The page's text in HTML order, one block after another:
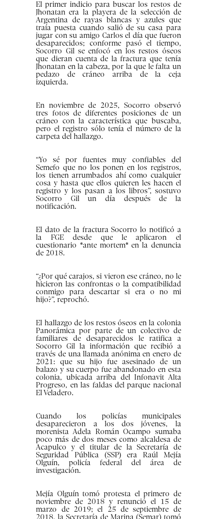
El primer indicio para buscar los restos de
Jhonatan era la playera de la selección de
Argentina de rayas blancas y azules que
traía puesta cuando salió de su casa para
jugar con su amigo Carlos el día que fueron
desaparecidos; conforme pasó el tiempo,
Socorro Gil se enfocó en los restos óseos
que dieran cuenta de la fractura que tenía
Jhonatan en la cabeza, por la que le falta un
pedazo de cráneo arriba de la ceja
izquierda.
En noviembre de 2025, Socorro observó
tres fotos de diferentes posiciones de un
cráneo con la característica que buscaba,
pero el registro sólo tenía el número de la
carpeta del hallazgo.
“Yo sé por fuentes muy confiables del
Semefo que no los ponen en los registros,
los tienen arrumbados ahí como cualquier
cosa y hasta que ellos quieren les hacen el
registro y los pasan a los libros”, sostuvo
Socorro Gil un día después de la
notificación.
El dato de la fractura Socorro lo notificó a
la FGE desde que le aplicaron el
cuestionario *ante mortem* en la denuncia
de 2018.
“¿Por qué carajos, si vieron ese cráneo, no le
hicieron las confrontas o la compatibilidad
conmigo para descartar si era o no mi
hijo?”, reprochó.
El hallazgo de los restos óseos en la colonia
Panorámica por parte de un colectivo de
familiares de desaparecidos le ratifica a
Socorro Gil la información que recibió a
través de una llamada anónima en enero de
2021: que su hijo fue asesinado de un
balazo y su cuerpo fue abandonado en esta
colonia, ubicada arriba del Infonavit Alta
Progreso, en las faldas del parque nacional
El Veladero.
Cuando los policías municipales
desaparecieron a los dos jóvenes, la
morenista Adela Román Ocampo sumaba
poco más de dos meses como alcaldesa de
Acapulco y el titular de la Secretaría de
Seguridad Pública (SSP) era Raúl Mejía
Olguín, policía federal del área de
investigación.
Mejía Olguín tomó protesta el primero de
noviembre de 2018 y renunció el 15 de
marzo de 2019; el 25 de septiembre de